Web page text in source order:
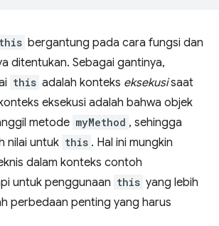
this bergantung pada cara fungsi dan
ditentukan. Sebagai gantinya,
this adalah konteks eksekusisaat
eksekusi adalah bahwa objek
metode myMethod , sehingga
nilai untuk this . Hal ini mungkin
dalam konteks contoh
untuk penggunaan this yang lebih
perbedaan penting yang harus